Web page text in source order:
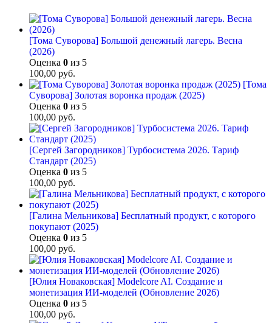
[Тома Суворова] Большой денежный лагерь. Весна
(2026)
Оценка 0 из 5
100,00 руб.
[Тома
Суворова] Золотая воронка продаж (2025)
Оценка 0 из 5
100,00 руб.
[Сергей Загородников] Турбосистема 2026. Тариф
Стандарт (2025)
Оценка 0 из 5
100,00 руб.
[Галина Мельникова] Бесплатный продукт, с которого
покупают (2025)
Оценка 0 из 5
100,00 руб.
[Юлия Новаковская] Modelcore AI. Создание и
монетизация ИИ-моделей (Обновление 2026)
Оценка 0 из 5
100,00 руб.